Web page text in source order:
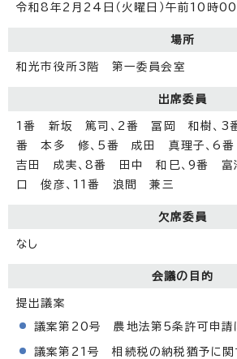
令和8年2月24日（火曜日）午前10時00
場所
和光市役所3階 第一委員会室
出席委員
1番 新坂 篤司、2番 冨岡 和樹、3
番 本多 修、5番 成田 真理子、6
吉田 成実、8番 田中 和巳、9番
口 俊彦、11番 浪間 兼三
欠席委員
なし
会議の目的
提出議案
議案第20号 農地法第5条許可申請
議案第21号 相続税の納税猶予に関